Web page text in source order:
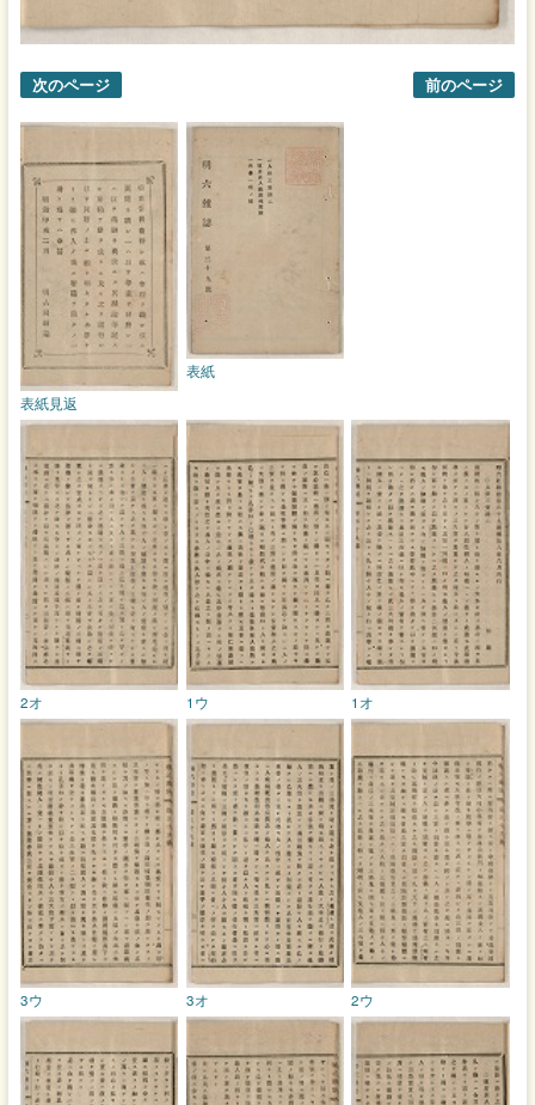
次のページ 前のページ
表紙
表紙見返
1オ
1ウ
2オ
2ウ
3オ
3ウ